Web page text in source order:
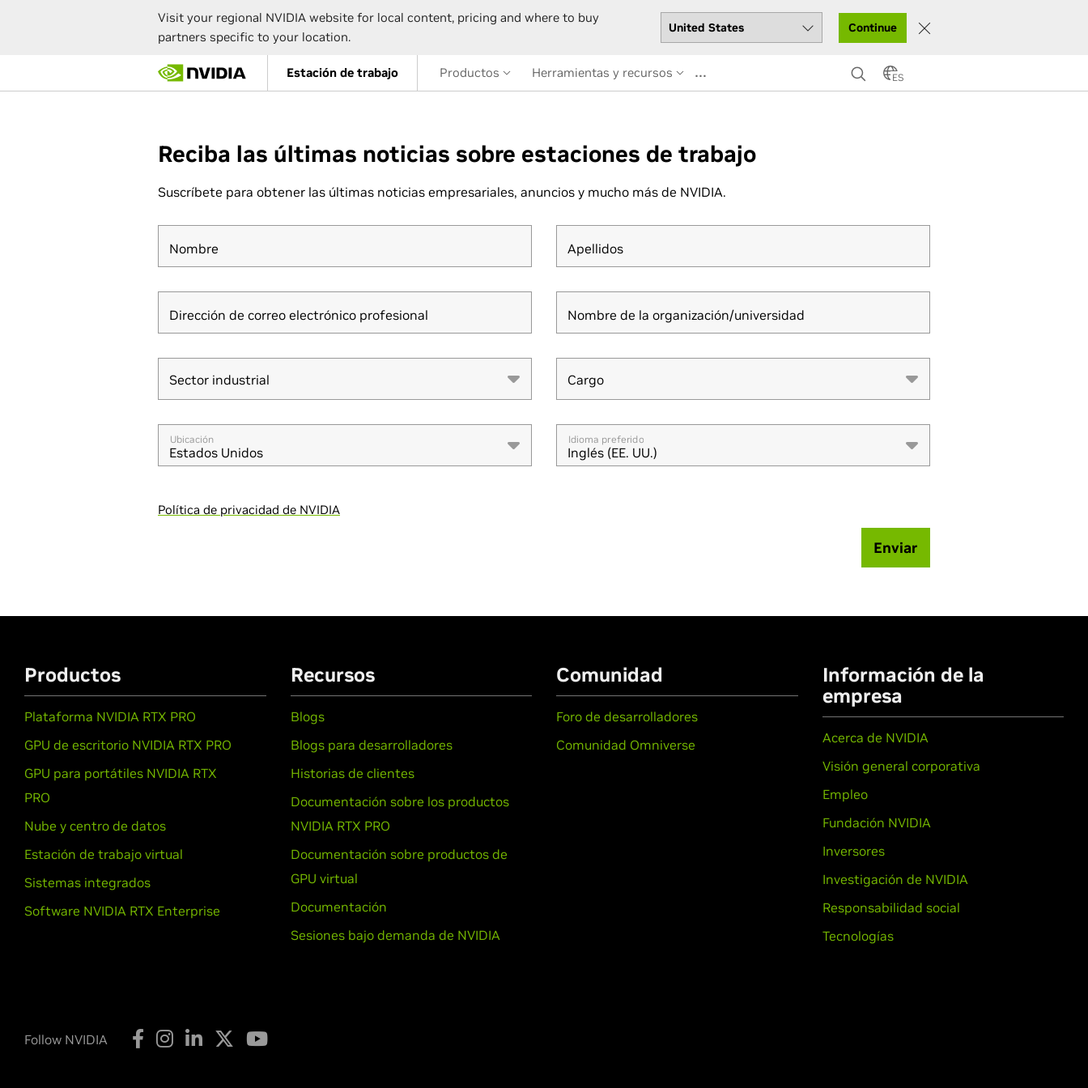
Visit your regional NVIDIA website for local content, pricing and where to buy
partners specific to your location.
Continue
main
Estación de trabajo Productos Herramientas y recursos … ES
Reciba las últimas noticias sobre estaciones de trabajo
Suscríbete para obtener las últimas noticias empresariales, anuncios y mucho más de NVIDIA.
Nombre Apellidos
Dirección de correo electrónico profesional Nombre de la organización/universidad
Sector industrial
Sector industrial Cargo
Cargo
Ubicación
Estados Unidos
Idioma preferido
Inglés (EE. UU.)
Política de privacidad de NVIDIA
Enviar
Productos
Plataforma NVIDIA RTX PRO
GPU de escritorio NVIDIA RTX PRO
GPU para portátiles NVIDIA RTX
PRO
Nube y centro de datos
Estación de trabajo virtual
Sistemas integrados
Software NVIDIA RTX Enterprise
Recursos
Blogs
Blogs para desarrolladores
Historias de clientes
Documentación sobre los productos
NVIDIA RTX PRO
Documentación sobre productos de
GPU virtual
Documentación
Sesiones bajo demanda de NVIDIA
Comunidad
Foro de desarrolladores
Comunidad Omniverse
Información de la
empresa
Acerca de NVIDIA
Visión general corporativa
Empleo
Fundación NVIDIA
Inversores
Investigación de NVIDIA
Responsabilidad social
Tecnologías
Follow NVIDIA